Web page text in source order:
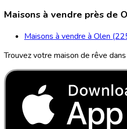
Maisons à vendre près de
Maisons à vendre à Olen
Trouvez votre maison de rêve